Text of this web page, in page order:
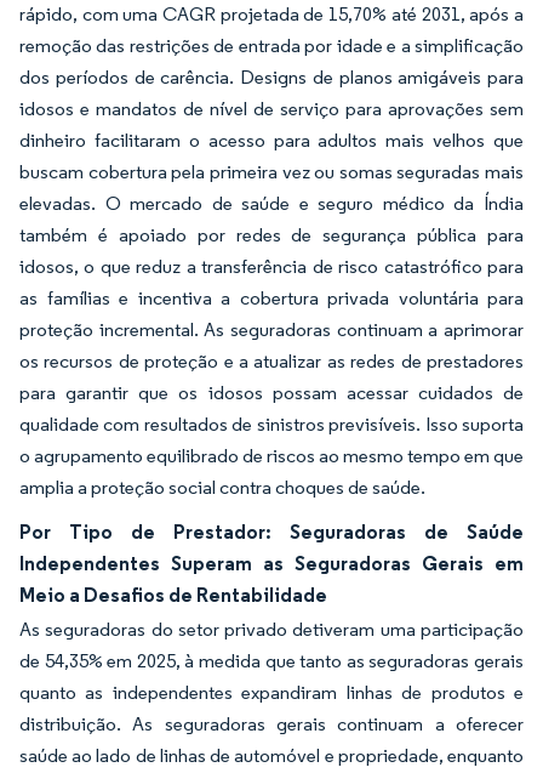
rápido, com uma CAGR projetada de 15,70% até 2031, após a
remoção das restrições de entrada por idade e a simplificação
dos períodos de carência. Designs de planos amigáveis para
idosos e mandatos de nível de serviço para aprovações sem
dinheiro facilitaram o acesso para adultos mais velhos que
buscam cobertura pela primeira vez ou somas seguradas mais
elevadas. O mercado de saúde e seguro médico da Índia
também é apoiado por redes de segurança pública para
idosos, o que reduz a transferência de risco catastrófico para
as famílias e incentiva a cobertura privada voluntária para
proteção incremental. As seguradoras continuam a aprimorar
os recursos de proteção e a atualizar as redes de prestadores
para garantir que os idosos possam acessar cuidados de
qualidade com resultados de sinistros previsíveis. Isso suporta
o agrupamento equilibrado de riscos ao mesmo tempo em que
amplia a proteção social contra choques de saúde.
Por Tipo de Prestador: Seguradoras de Saúde
Independentes Superam as Seguradoras Gerais em
Meio a Desafios de Rentabilidade
As seguradoras do setor privado detiveram uma participação
de 54,35% em 2025, à medida que tanto as seguradoras gerais
quanto as independentes expandiram linhas de produtos e
distribuição. As seguradoras gerais continuam a oferecer
saúde ao lado de linhas de automóvel e propriedade, enquanto